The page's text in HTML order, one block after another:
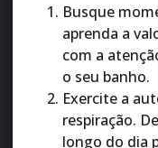
Busque
aprenda a
com a
o seu banho.
Exercite a
respiração.
longo do dia